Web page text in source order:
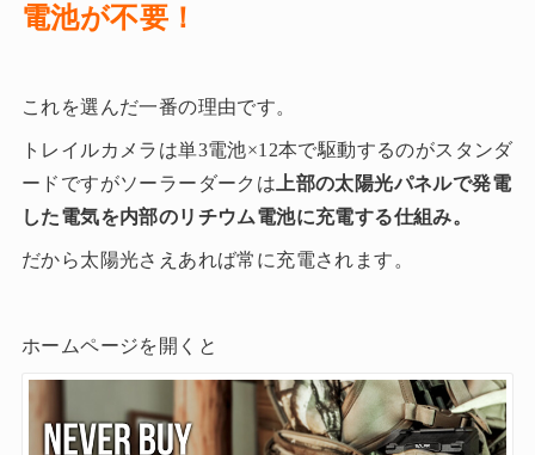
電池が不要！
これを選んだ一番の理由です。
トレイルカメラは単3電池×12本で駆動するのがスタンダ
ードですがソーラーダークは 上部の太陽光パネルで発電
した電気を内部のリチウム電池に充電する仕組み。
だから太陽光さえあれば常に充電されます。
ホームページを開くと